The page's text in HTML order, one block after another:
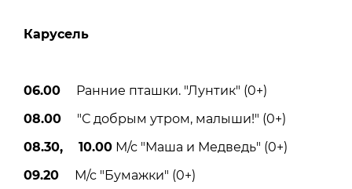
Карусель
06.00 Ранние пташки. "Лунтик" (0+)
08.00 "С добрым утром, малыши!" (0+)
08.30, 10.00 М/с "Маша и Медведь" (0+)
09.20 М/с "Бумажки" (0+)